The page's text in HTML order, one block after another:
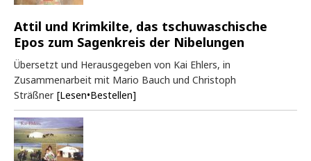
Attil und Krimkilte, das tschuwaschische
Epos zum Sagenkreis der Nibelungen
Übersetzt und Herausgegeben von Kai Ehlers, in
Zusammenarbeit mit Mario Bauch und Christoph
Sträßner [Lesen•Bestellen]